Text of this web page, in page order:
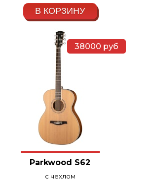
В КОРЗИНУ
38000 руб
Parkwood S62
с чехлом